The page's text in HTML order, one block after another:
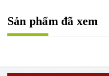
Sản phẩm đã xem